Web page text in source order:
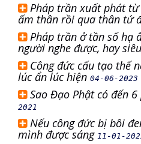
Pháp trần xuất phát
ấm thân rồi qua thân tứ
Pháp trần ở tần số hạ
người nghe được, hay
Công đức cấu tạo thế
lúc ẩn lúc hiện 04-06-2023
Sao Đạo Phật có đến
2021
Nếu công đức bị bôi
mình được sáng 11-01-